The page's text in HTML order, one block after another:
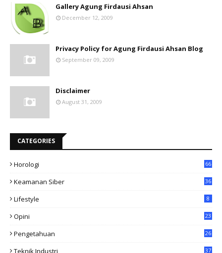
Gallery Agung Firdausi Ahsan
December 12, 2009
Privacy Policy for Agung Firdausi Ahsan Blog
September 09, 2009
Disclaimer
August 31, 2009
CATEGORIES
Horologi 66
Keamanan Siber 36
Lifestyle 8
Opini 23
Pengetahuan 26
Teknik Industri 37